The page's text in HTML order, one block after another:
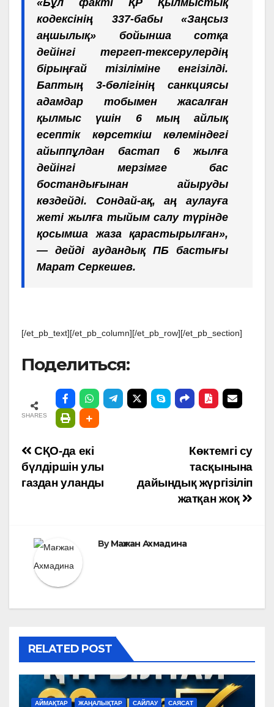
кодексінің 337-бабы «Заңсыз
аңшылық» бойынша сотқа
дейінгі тергеп-тексерулердің
бірыңғай тізіліміне енгізілді.
Баптың 3-бөлігінің санкциясы
адамдар тобымен жасалған
қылмыс үшін 6 мың айлық
есептік көрсеткіш көлеміндегі
айыппұлдан бастап 6 жылға
дейінгі мерзімге бас
бостандығынан айыруды
көздейді. Сондай-ақ, аң аулауға
жеті жылға тыйым салу түрінде
қосымша жаза қарастырылған»,
— дейді аудандық ПБ бастығы
Марат Серкешев.
[/et_pb_text][/et_pb_column][/et_pb_row][/et_pb_section]
Поделиться:
SHARES
Навигация
по
Көктемгі су
тасқынына
дайындық жүргізіліп
жатқан жоқ
СҚО-да екі
бүлдіршін улы
газдан уланды
ByМағжан Ахмадина
RELATED POST
АЙМАҚТАР ЖАҢАЛЫҚТАР САЙЛАУ САЯСАТ